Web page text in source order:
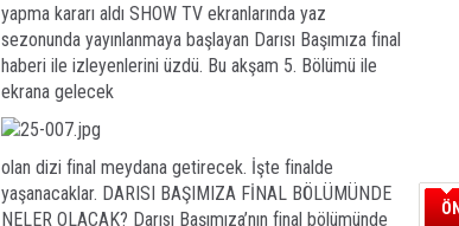
yapma kararı aldı SHOW TV ekranlarında yaz
sezonunda yayınlanmaya başlayan Darısı Başımıza final
haberi ile izleyenlerini üzdü. Bu akşam 5. Bölümü ile
ekrana gelecek
olan dizi final meydana getirecek. İşte finalde
yaşanacaklar. DARISI BAŞIMIZA FİNAL BÖLÜMÜNDE
NELER OLACAK? Darısı Başımıza’nın final bölümünde